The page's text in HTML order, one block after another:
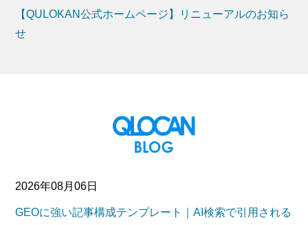
【QULOKAN公式ホームページ】リニューアルのお知ら
せ
2026年08月06日
GEOに強い記事構成テンプレート｜AI検索で引用される